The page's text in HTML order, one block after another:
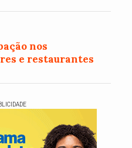
nos
e restaurantes